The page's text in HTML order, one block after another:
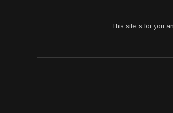
This site is for you